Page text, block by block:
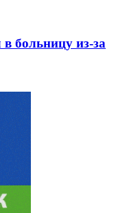
больницу из-за